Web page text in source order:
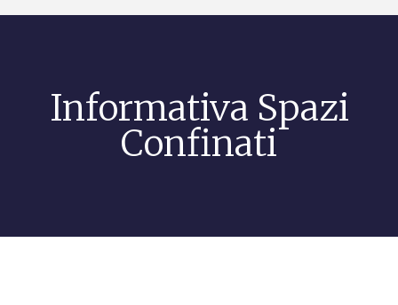
Informativa Spazi
Confinati